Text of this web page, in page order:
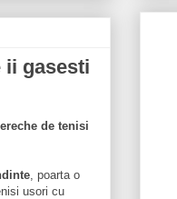
ii gasesti
de tenisi
, poarta o
usori cu